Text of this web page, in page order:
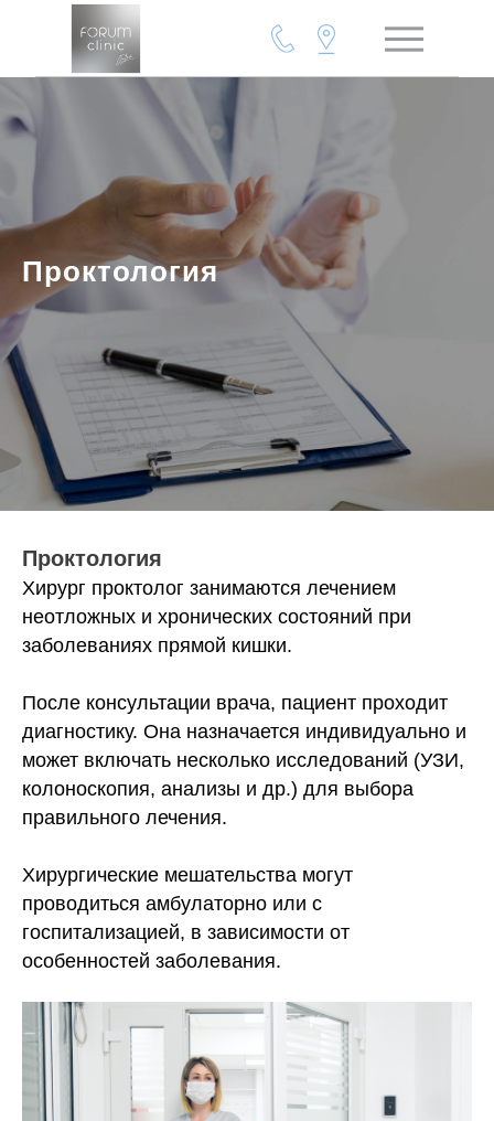
Проктология
Проктология
Хирург проктолог занимаются лечением
неотложных и хронических состояний при
заболеваниях прямой кишки.
После консультации врача, пациент проходит
диагностику. Она назначается индивидуально и
может включать несколько исследований (УЗИ,
колоноскопия, анализы и др.) для выбора
правильного лечения.
Хирургические мешательства могут
проводиться амбулаторно или с
госпитализацией, в зависимости от
особенностей заболевания.